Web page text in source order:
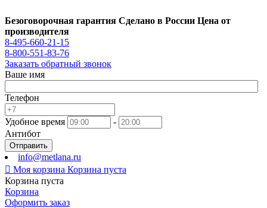
Безоговорочная гарантия Сделано в России Цена от
производителя
8-495-660-21-15
8-800-551-83-76
Заказать обратный звонок
Ваше имя
Телефон
Удобное время
-
Антибот
Отправить
info@metlana.ru
 Моя корзина Корзина пуста
Корзина пуста
Корзина
Оформить заказ